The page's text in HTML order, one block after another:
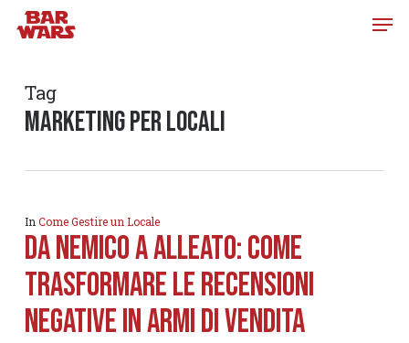
Skip
content
Tag
marketing per locali
In Come Gestire un Locale
Da Nemico a Alleato: Come
Trasformare LE recensioni
negative in Armi di Vendita